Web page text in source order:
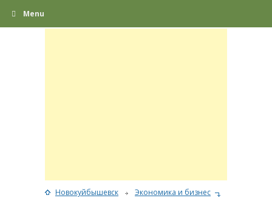
Menu
Новокуйбышевск Экономика и бизнес